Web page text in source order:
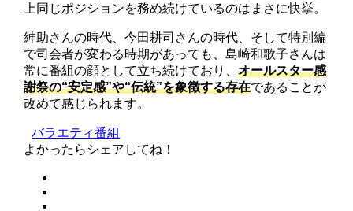
上同じポジションを務め続けているのはまさに快挙。
紳助さんの時代、今田耕司さんの時代、そして特別編
で司会者が変わる時期があっても、島崎和歌子さんは
常に番組の顔として立ち続けており、オールスター感
謝祭の“安定感”や“伝統”を象徴する存在であることが
改めて感じられます。
バラエティ番組
よかったらシェアしてね！